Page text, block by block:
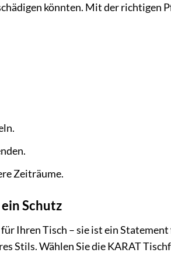
könnten. Mit der richtigen
Zeiträume.
Schutz
Ihren Tisch – sie ist ein
Stils. Wählen Sie die KARAT